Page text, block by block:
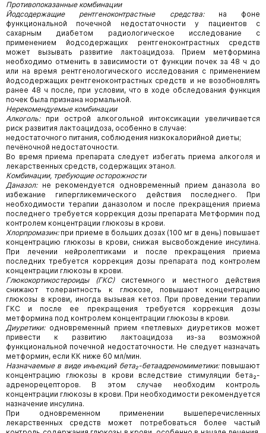
Противопоказанные комбинации
Йодсодержащие рентгеноконтрастные средства: на фоне
функциональной почечной недостаточности у пациентов с
сахарным диабетом радиологическое исследование с
применением йодсодержащих рентгеноконтрастных средств
может вызывать развитие лактоацидоза. Прием метформина
необходимо отменить в зависимости от функции почек за 48 ч до
или на время рентгенологического исследования с применением
йодсодержащих рентгеноконтрастных средств и не возобновлять
ранее 48 ч после, при условии, что в ходе обследования функция
почек была признана нормальной.
Нерекомендуемые комбинации
Алкоголь:при острой алкогольной интоксикации увеличивается
риск развития лактоацидоза, особенно в случае:
недостаточного питания, соблюдения низкокалорийной диеты;
печёночной недостаточности.
Во время приема препарата следует избегать приема алкоголя и
лекарственных средств, содержащих этанол.
Комбинации, требующие осторожности
Даназол:не рекомендуется одновременный прием даназола во
избежание гипергликемического действия последнего. При
необходимости терапии даназолом и после прекращения приема
последнего требуется коррекция дозы препарата Метформин под
контролем концентрации глюкозы в крови.
Хлорпромазин:при приеме в больших дозах (100 мг в день) повышает
концентрацию глюкозы в крови, снижая высвобождение инсулина.
При лечении нейролептиками и после прекращения приема
последних требуется коррекция дозы препарата под контролем
концентрации глюкозы в крови.
Глюкокортикостероиды (ГКС)системного и местного действия
снижают толерантность к глюкозе, повышают концентрацию
глюкозы в крови, иногда вызывая кетоз. При проведении терапии
ГКС и после ее прекращения требуется коррекция дозы
метформина под контролем концентрации глюкозы в крови.
Диуретики:одновременный прием «петлевых» диуретиков может
привести к развитию лактоацидоза из-за возможной
функциональной почечной недостаточности. Не следует назначать
метформин, если КК ниже 60 мл/мин.
Назначаемые в виде инъекций бета₂-бетаадреномиметики:повышают
концентрацию глюкозы в крови вследствие стимуляции бета₂-
адренорецепторов. В этом случае необходим контроль
концентрации глюкозы в крови. При необходимости рекомендуется
назначение инсулина.
При одновременном применении вышеперечисленных
лекарственных средств может потребоваться более частый